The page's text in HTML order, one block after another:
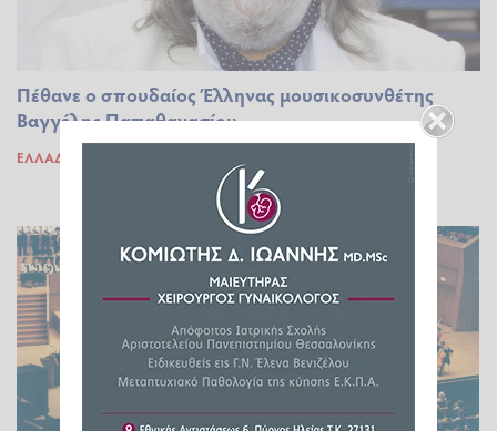
Πέθανε ο σπουδαίος Έλληνας μουσικοσυνθέτης
Βαγγέλης Παπαθανασίου
ΕΛΛΆΔΑ